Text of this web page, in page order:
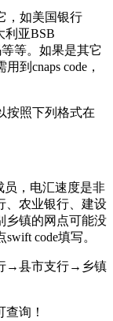
，如美国银行
利亚BSB
等。如果是其它
到cnaps code，
按照下列格式在
员，电汇速度是非
、农业银行、建设
乡镇的网点可能没
code填写。
→县市支行→乡镇
询！